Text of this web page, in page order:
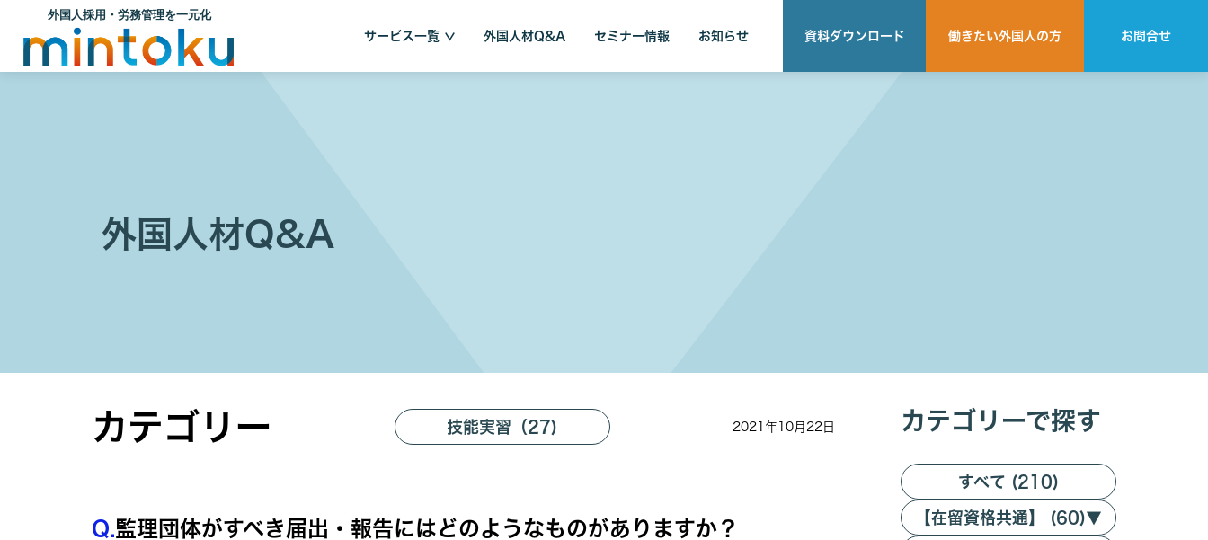
サービス一覧 外国人材Q&A セミナー情報 お知らせ 資料ダウンロード 働きたい外国人の方 お問合せ
外国人材Q&A
カテゴリー 技能実習（27) 2021年10月22日
Q.監理団体がすべき届出・報告にはどのようなものがありますか？
カテゴリーで探す
すべて (210)
【在留資格共通】 (60)▼